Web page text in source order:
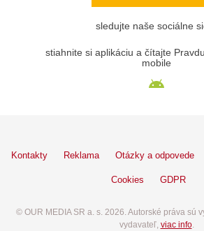
sledujte naše sociálne
stiahnite si aplikáciu a čítajte
mobile
Kontakty Reklama Otázky a odpovede
Cookies GDPR
© OUR MEDIA SR a. s. 2026. Autorské práva sú
vydavateľ, viac info.